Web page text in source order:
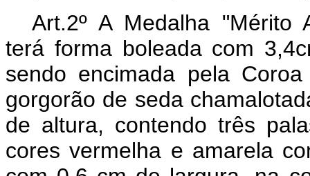
Art.2º A Medalha "Mérito
terá forma boleada com
sendo encimada pela
gorgorão de seda
de altura, contendo três
cores vermelha e amarela